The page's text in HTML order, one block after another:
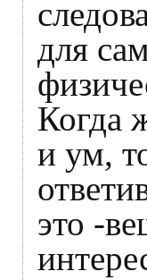
для
Когда
и ум,
это -